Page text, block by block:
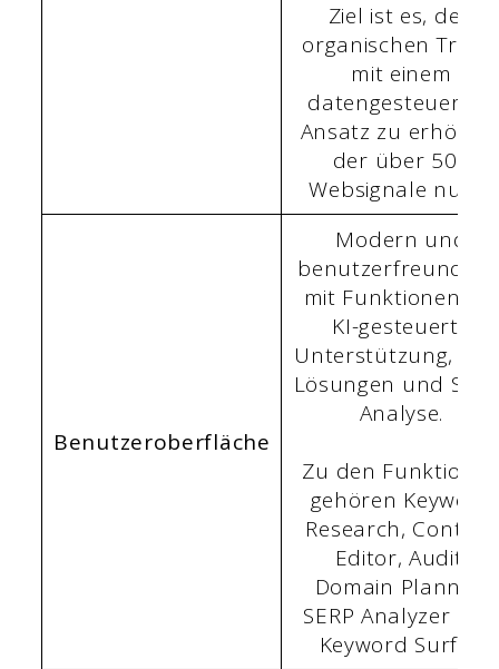
Ziel ist es, den
organischen
mit einem
datengesteuerten
Ansatz zu
der über 500
Websignale nutzt.
Benutzeroberfläche
Modern und
mit Funktionen wie
KI-gesteuerte
Unterstützung,
Lösungen und
Analyse.
Zu den
gehören Keyword
Research, Content
Editor, Audit,
Domain Planner,
SERP Analyzer und
Keyword Surfer.